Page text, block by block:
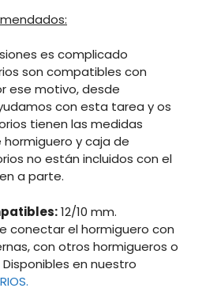
es complicado
son compatibles con
ese motivo, desde
con esta tarea y os
tienen las medidas
y caja de
no están incluidos con el
a parte.
12/10 mm.
conectar el hormiguero con
con otros hormigueros o
en nuestro